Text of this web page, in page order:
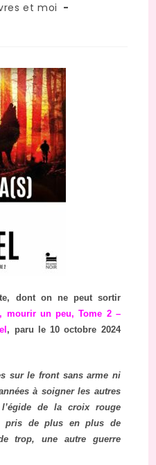
et moi
dont on ne peut sortir
mourir un peu, Tome 2 –
, paru le 10 octobre 2024
sur le front sans arme ni
à soigner les autres
de la croix rouge
pris de plus en plus de
trop, une autre guerre